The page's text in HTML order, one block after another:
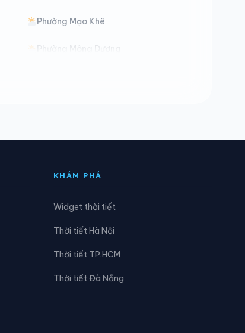
Phường Mạo Khê
Phường Mông Dương
Xã Quảng Hà
KHÁM PHÁ
Widget thời tiết
Thời tiết Hà Nội
Thời tiết TP.HCM
Thời tiết Đà Nẵng